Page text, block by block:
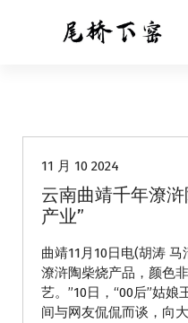
11 月 10 2024
云南曲靖千年潦浒
产业”
曲靖11月10日电(胡涛
潦浒陶柴烧产品，颜色
艺。”10日，“00后”姑
间与网友侃侃而谈，向